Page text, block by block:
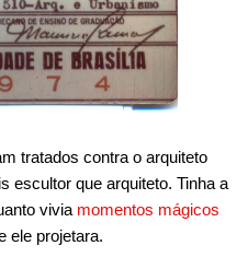
tratados contra o arquiteto
escultor que arquiteto. Tinha a
vivia momentos mágicos
ele projetara.